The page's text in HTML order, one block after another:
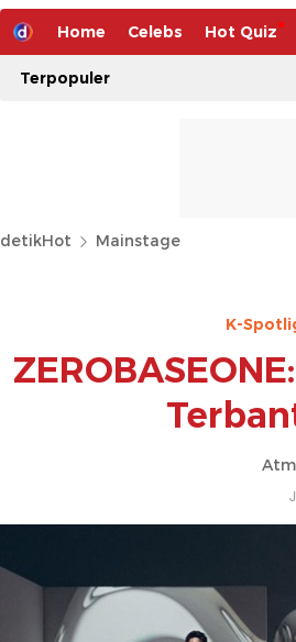
Home Celebs Hot Quiz
Terpopuler
detikHot Mainstage
K-